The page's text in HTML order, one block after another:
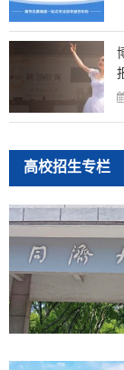
高校招生专栏